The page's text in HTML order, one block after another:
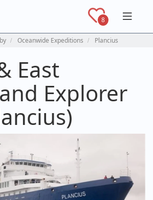
8
Oceanwide Expeditions Plancius
East
Explorer